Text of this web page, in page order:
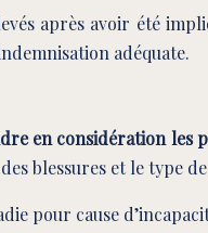
après avoir été
adéquate.
en considération les
blessures et le type
pour cause